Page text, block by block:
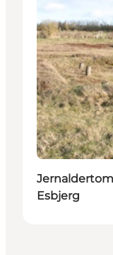
Esbjerg